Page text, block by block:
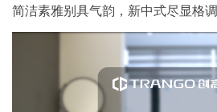
简洁素雅别具气韵，新中式尽显格调